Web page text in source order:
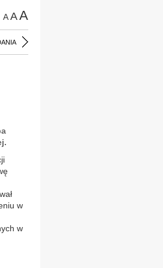
AAA
w
w